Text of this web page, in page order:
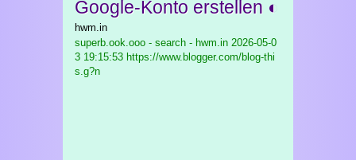
Google-Konto erstellen ◐
hwm.in
superb.ook.ooo - search - hwm.in 2026-05-0
3 19:15:53 https://www.blogger.com/blog-thi
s.g?n